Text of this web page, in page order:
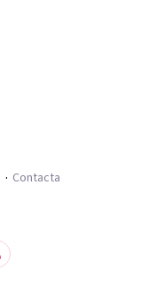
Contacta